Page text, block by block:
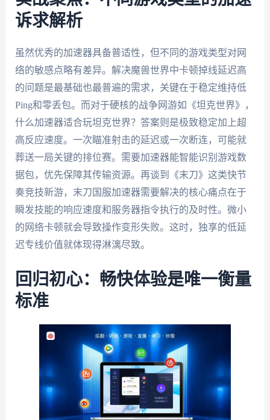
诉求解析
虽然优秀的加速器具备普适性，但不同的游戏类型对网
络的敏感点略有差异。解决魔兽世界中卡顿掉线延迟高
的问题是最基础也最普遍的需求，关键在于稳定维持低
Ping和零丢包。而对于硬核的战争网游如《坦克世界》，
什么加速器适合玩坦克世界？答案则是极致稳定加上超
高反应速度。一次瞄准射击的延迟或一次断连，可能就
葬送一局关键的排位赛。需要加速器能智能识别游戏数
据包，优先保障其传输资源。再谈到《末刀》这类快节
奏竞技新游，末刀国服加速器需要解决的核心痛点在于
瞬发技能的响应速度和服务器指令执行的及时性。微小
的网络卡顿就会导致操作变形失败。这时，独享的低延
迟专线价值就体现得淋漓尽致。
回归初心：畅快体验是唯一衡量
标准